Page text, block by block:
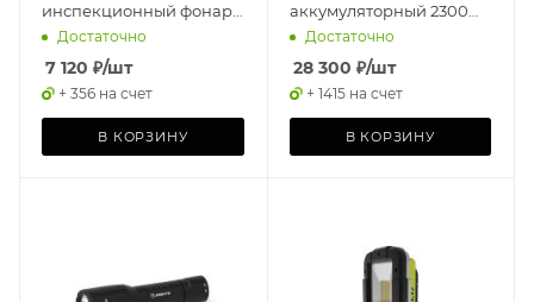
инспекционный фонарь
COB 375 Lm + COB 250
Lm + SMD 100 Lm,
1100mAh
Достаточно
7 120 ₽/шт
+ 356 на счет
В КОРЗИНУ
аккумуляторный 2300
Lm, Hi CRI 96+, 5 цветов,
4400 mAh, IP65
Достаточно
28 300 ₽/шт
+ 1415 на счет
В КОРЗИНУ